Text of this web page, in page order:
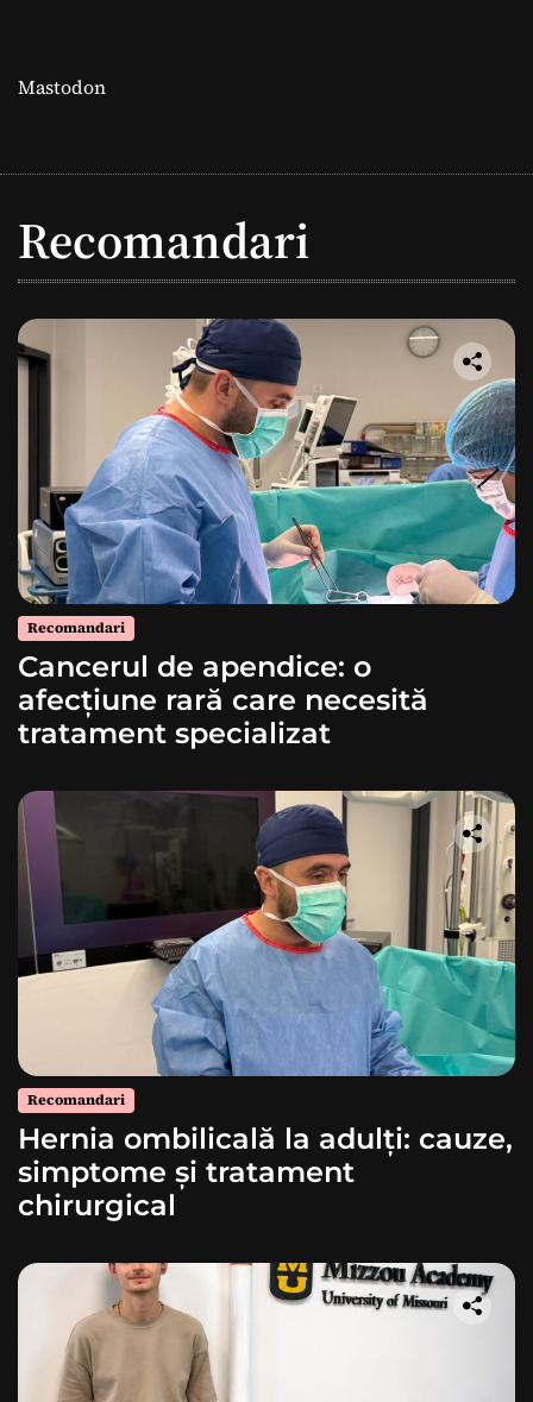
Mastodon
Recomandari
Recomandari
Cancerul de apendice: o
afecțiune rară care necesită
tratament specializat
Recomandari
Hernia ombilicală la adulți: cauze,
simptome și tratament
chirurgical